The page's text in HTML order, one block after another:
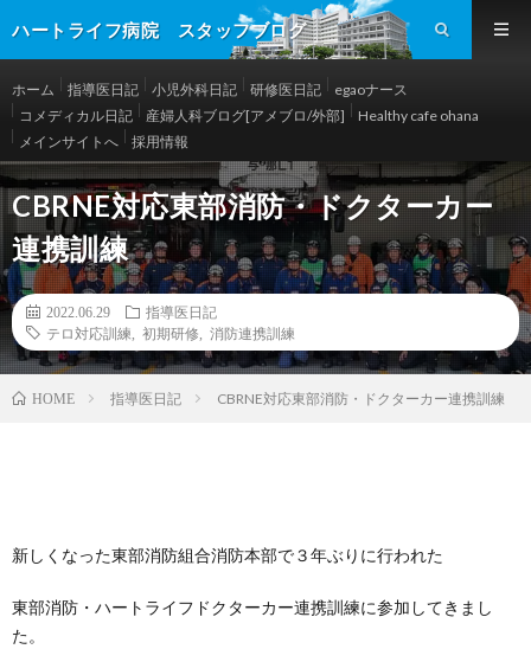
ハートライフ病院 スタッフブログ
ホーム 指導医日記 小児外科日記 研修医日記
egaoナース
コメディカル日記
産婦人科ブログ[アメブロ/外部]
Healthy cafe ohana
メインサイトへ
採用情報
CBRNE対応東部消防・ドクターカー
連携訓練
2022.06.29
指導医日記
テロ対応訓練
初期研修 消防連携訓練
HOME 指導医日記 CBRNE対応東部消防・ドクターカー連携訓練
新しくなった東部消防組合消防本部で３年ぶりに行われた
東部消防・ハートライフドクターカー連携訓練に参加してきまし
た。